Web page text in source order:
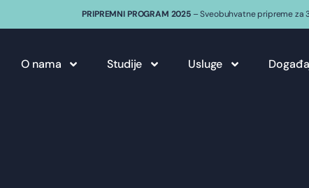
PRIPREMNI PROGRAM 2025– Sveobuhvatne pripreme za
O nama Studije Usluge